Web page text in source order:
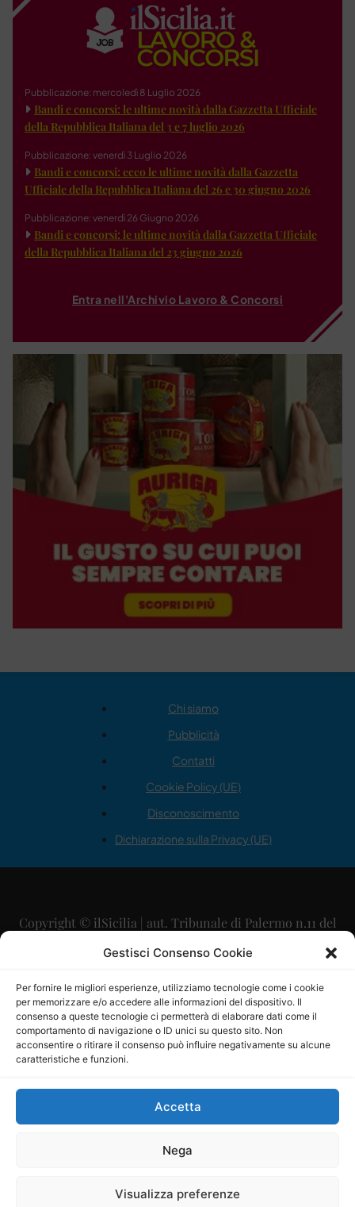
Gestisci Consenso Cookie
Per fornire le migliori esperienze, utilizziamo tecnologie come i cookie
per memorizzare e/o accedere alle informazioni del dispositivo. Il
consenso a queste tecnologie ci permetterà di elaborare dati come il
comportamento di navigazione o ID unici su questo sito. Non
acconsentire o ritirare il consenso può influire negativamente su alcune
caratteristiche e funzioni.
Accetta
Nega
Visualizza preferenze
Pubblicazione: mercoledì 8 Luglio 2026
Bandi e concorsi: le ultime novità dalla Gazzetta Ufficiale
della Repubblica Italiana del 3 e 7 luglio 2026
Pubblicazione: venerdì 3 Luglio 2026
Bandi e concorsi: ecco le ultime novità dalla Gazzetta
Ufficiale della Repubblica Italiana del 26 e 30 giugno 2026
Pubblicazione: venerdì 26 Giugno 2026
Bandi e concorsi: le ultime novità dalla Gazzetta Ufficiale
della Repubblica Italiana del 23 giugno 2026
Entra nell'Archivio Lavoro & Concorsi
Chi siamo
Pubblicità
Contatti
Cookie Policy (UE)
Disconoscimento
Dichiarazione sulla Privacy (UE)
Copyright © ilSicilia | aut. Tribunale di Palermo n.11 del
29/09/2015
Direttore Editoriale: Maurizio Scaglione
Direttore Responsabile: Maria Calabrese
P.IVA: 06334930820
Mercurio Comunicazione Società Cooperativa a r.l. è
iscritta al Registro degli Operatori di Comunicazione al
Sito gestito daLa Digitale srl–info@ladigitale.it